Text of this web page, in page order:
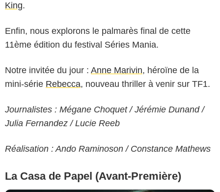
King.
Enfin, nous explorons le palmarès final de cette
11ème édition du festival Séries Mania.
Notre invitée du jour : Anne Marivin, héroïne de la
mini-série Rebecca, nouveau thriller à venir sur TF1.
Journalistes : Mégane Choquet / Jérémie Dunand /
Julia Fernandez / Lucie Reeb
Réalisation : Ando Raminoson / Constance Mathews
La Casa de Papel (Avant-Première)